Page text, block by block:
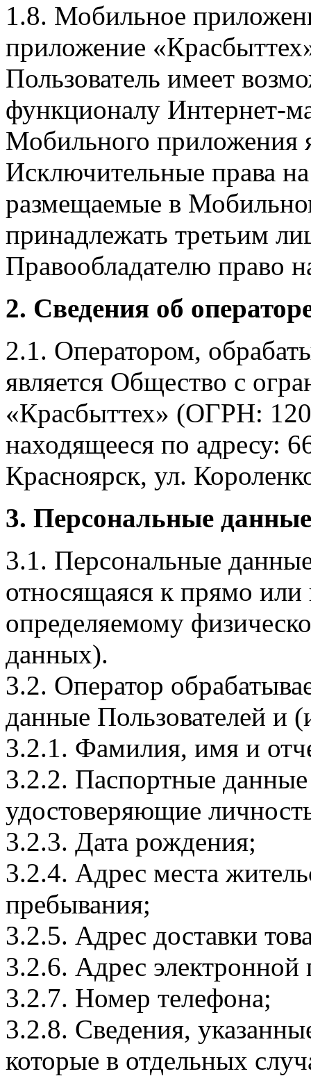
1.8. Мобильное
приложение
Пользователь имеет
функционалу Интернет-
Мобильного приложения
Исключительные права
размещаемые в
принадлежать третьим
Правообладателю право
2. Сведения об
2.1. Оператором,
является Общество с
«Красбыттех» (ОГРН:
находящееся по адресу:
Красноярск, ул.
3. Персональные
3.1. Персональные
относящаяся к прямо
определяемому
данных).
3.2. Оператор
данные Пользователей и
3.2.1. Фамилия, имя и
3.2.2. Паспортные
удостоверяющие
3.2.3. Дата рождения;
3.2.4. Адрес места
пребывания;
3.2.5. Адрес доставки
3.2.6. Адрес электронной
3.2.7. Номер телефона;
3.2.8. Сведения,
которые в отдельных